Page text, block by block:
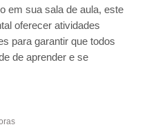
em sua sala de aula, este
oferecer atividades
para garantir que todos
de aprender e se